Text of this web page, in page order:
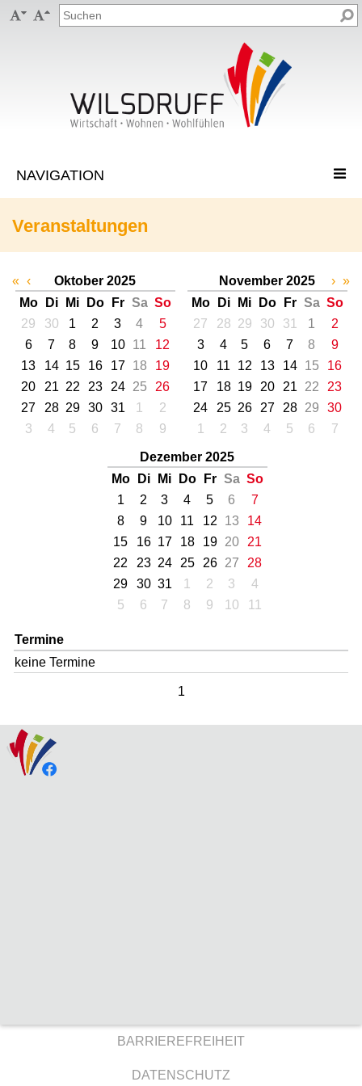
 
Veranstaltungen
« ‹
Oktober 2025
Mo
Di Mi Do Fr Sa So
29
30 1 2 3 4
5
6
7 8 9 10 11
12
13
14 15 16 17 18
19
20
21 22 23 24 25
26
27
28 29 30 31 1
2
3
4 5 6 7 8 9
November 2025
Mo
Di Mi Do Fr Sa So
27
28 29 30 31 1
2
3
4 5 6 7 8
9
10
11 12 13 14 15
16
17
18 19 20 21 22
23
24
25 26 27 28 29
30
1
2 3 4 5 6 7
Dezember 2025
Mo
Di Mi Do Fr Sa So
1
2 3 4 5 6
7
8
9 10 11 12 13
14
15
16 17 18 19 20
21
22
23 24 25 26 27
28
29
30 31 1 2 3
4
5
6 7 8 9 10 11
› »
Termine
keine Termine
1
BARRIEREFREIHEIT
DATENSCHUTZ